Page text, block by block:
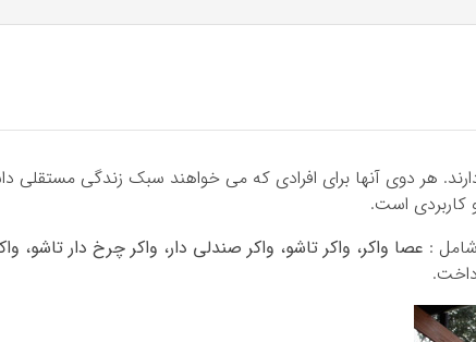
هر دوی آنها برای افرادی که می خواهند سبک زندگی مستقلی
کاربردی است.
: عصا واکر، واکر تاشو، واکر صندلی دار، واکر چرخ دار تاشو،